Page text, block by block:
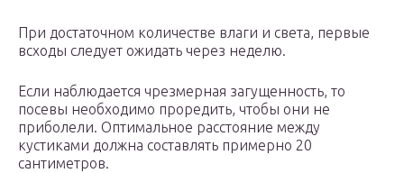
При достаточном количестве влаги и света, первые
всходы следует ожидать через неделю.
Если наблюдается чрезмерная загущенность, то
посевы необходимо проредить, чтобы они не
приболели. Оптимальное расстояние между
кустиками должна составлять примерно 20
сантиметров.